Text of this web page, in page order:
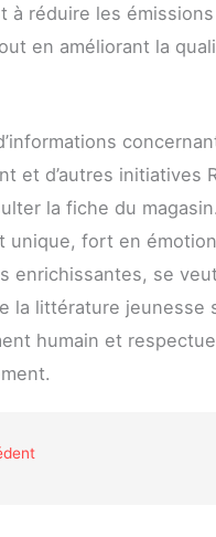
à réduire les
en améliorant la
et d’autres initiatives
la fiche du
unique, fort en
enrichissantes, se
la littérature jeunesse
humain et